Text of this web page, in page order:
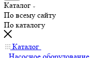
Каталог
По всему сайту
По каталогу
Каталог